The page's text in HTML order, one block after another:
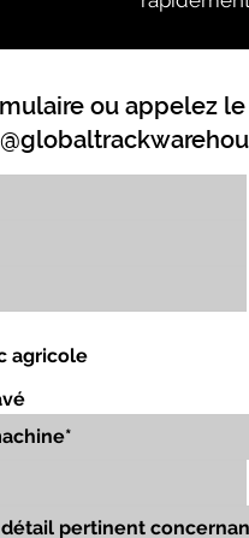
ou appelez le
agricole